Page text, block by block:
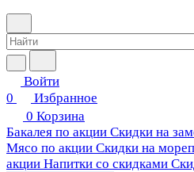
Войти
0
Избранное
0 Корзина
Бакалея по акции Скидки на
Мясо по акции Скидки на
акции Напитки со скидками